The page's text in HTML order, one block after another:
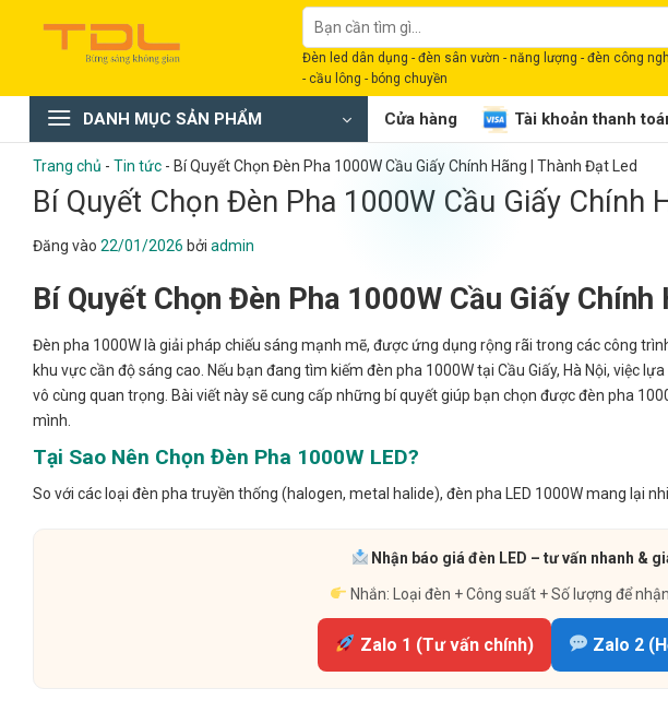
dung
Tìm
kiếm:
Đèn led dân dụng - đèn sân vườn - năng lượng - đèn công
- cầu lông - bóng chuyền
DANH MỤC SẢN PHẨM Cửa hàng Tài khoản thanh
Trang chủ - Tin tức - Bí Quyết Chọn Đèn Pha 1000W Cầu Giấy Chính Hãng | Thành Đạt Led
Bí Quyết Chọn Đèn Pha 1000W Cầu Giấy Chính
Đăng vào 22/01/2026 bởi admin
Bí Quyết Chọn Đèn Pha 1000W Cầu Giấy Chính
Đèn pha 1000W là giải pháp chiếu sáng mạnh mẽ, được ứng dụng rộng rãi trong các công
khu vực cần độ sáng cao. Nếu bạn đang tìm kiếm đèn pha 1000W tại Cầu Giấy, Hà Nội, việc
vô cùng quan trọng. Bài viết này sẽ cung cấp những bí quyết giúp bạn chọn được đèn pha
mình.
Tại Sao Nên Chọn Đèn Pha 1000W LED?
So với các loại đèn pha truyền thống (halogen, metal halide), đèn pha LED 1000W mang lại
Nhận báo giá đèn LED – tư vấn nhanh &
Nhắn: Loại đèn + Công suất + Số lượng để
Zalo 1 (Tư vấn chính) Zalo 2